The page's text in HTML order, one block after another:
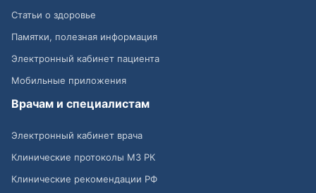
Статьи о здоровье
Памятки, полезная информация
Электронный кабинет пациента
Мобильные приложения
Врачам и специалистам
Электронный кабинет врача
Клинические протоколы МЗ РК
Клинические рекомендации РФ